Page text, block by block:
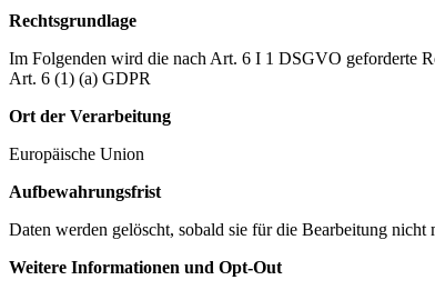
Rechtsgrundlage
Im Folgenden wird die nach Art. 6 I 1 DSGVO geforderte
Art. 6 (1) (a) GDPR
Ort der Verarbeitung
Europäische Union
Aufbewahrungsfrist
Daten werden gelöscht, sobald sie für die Bearbeitung nicht
Weitere Informationen und Opt-Out